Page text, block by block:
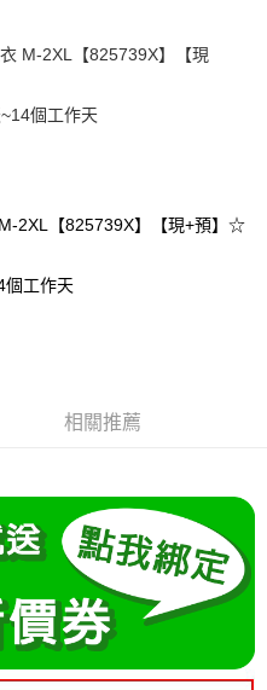
成立後會自動跳轉到大哥付的交易
或遇審核未通過，訂單將自動取
未達大哥付你分期系統評分，恕無
分期」於每月結算日後寄送繳費提
商條碼／台灣大直營門市／銀行轉
繳費。
需儲值。
可結帳。
。
後，將跳轉至「AFTEE先享後付」
即可完成結帳。
簡訊。
服務，可於會員專區綁定中華電信
折抵消費金額 (1點等於1元)。
運費
M-2XL【825739X】【現
個工作天
2XL【825739X】【現+預】☆
個工作天
相關推薦